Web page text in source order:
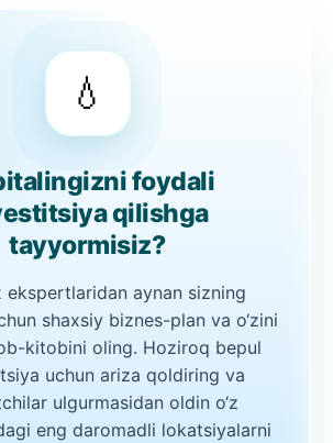
💧
foydali
qilishga
tayyormisiz?
ekspertlaridan aynan sizning
shaxsiy biznes-plan va o‘zini
kitobini oling. Hoziroq bepul
uchun ariza qoldiring va
ulgurmasidan oldin o‘z
eng daromadli lokatsiyalarni